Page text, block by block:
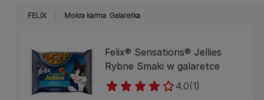
FELIX Mokra karma Galaretka
Felix® Sensations® Jellies
Rybne Smaki w galaretce
4.0(1)